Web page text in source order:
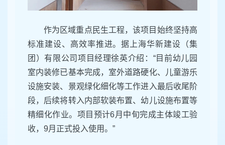
作为区域重点民生工程，该项目始终坚持高
标准建设、高效率推进。据上海华新建设（集
团）有限公司项目经理徐英介绍：“目前幼儿园
室内装修已基本完成，室外道路硬化、儿童游乐
设施安装、景观绿化细化等工作进入最后收尾阶
段，后续将转入内部软装布置、幼儿设施布置等
精细化作业。项目预计6月中旬完成主体竣工验
收，9月正式投入使用。”